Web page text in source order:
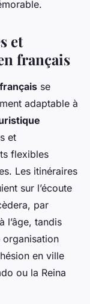
et
français
se
adaptable à
et
flexibles
Les itinéraires
sur l’écoute
par
l’âge, tandis
organisation
en ville
ou la Reina